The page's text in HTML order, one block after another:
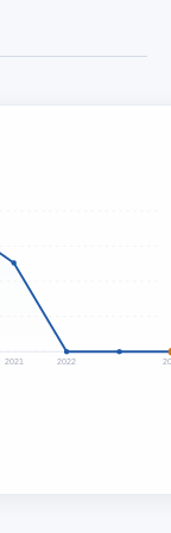
2021 2022